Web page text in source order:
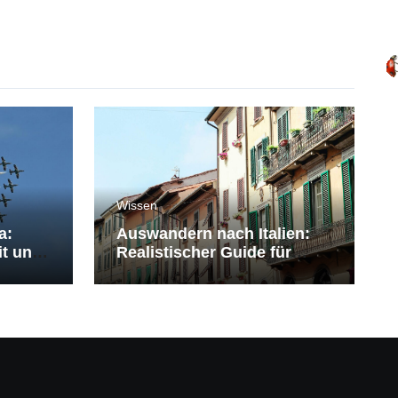
und
Wissen
Auswandern nach Italien:
Realistischer Guide für
Deutsche